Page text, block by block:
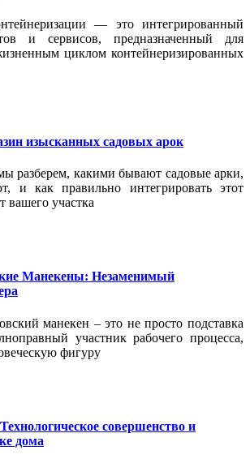
— это интегрированный
и сервисов, предназначенный для
циклом контейнеризированных
изысканных садовых арок
разберем, какими бывают садовые арки,
и как правильно интегрировать этот
вашего участка
Манекены: Незаменимый
манекен – это не просто подставка
участник рабочего процесса,
фигуру
совершенство и
дома